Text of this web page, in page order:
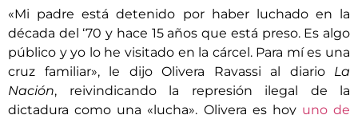
«Mi padre está detenido por haber luchado en la
década del ‘70 y hace 15 años que está preso. Es algo
público y yo lo he visitado en la cárcel. Para mí es una
cruz familiar», le dijo Olivera Ravassi al diario La
Nación, reivindicando la represión ilegal de la
dictadura como una «lucha». Olivera es hoy uno de